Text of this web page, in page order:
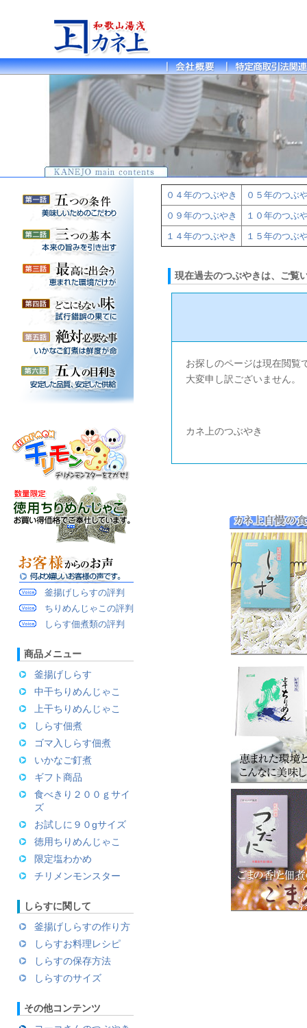
０４年のつぶやき
０５年のつぶ
０９年のつぶやき
１０年のつぶ
１４年のつぶやき
１５年のつぶ
現在過去のつぶやきは、ご覧
お探しのページは現在閲覧
大変申し訳ございません。
カネ上のつぶやき
釜揚げしらすの評判
ちりめんじゃこの評判
しらす佃煮類の評判
商品メニュー
釜揚げしらす
中干ちりめんじゃこ
上干ちりめんじゃこ
しらす佃煮
ゴマ入しらす佃煮
いかなご釘煮
ギフト商品
食べきり２００ｇサイ
ズ
お試しに９０gサイズ
徳用ちりめんじゃこ
限定塩わかめ
チリメンモンスター
しらすに関して
釜揚げしらすの作り方
しらすお料理レシピ
しらすの保存方法
しらすのサイズ
その他コンテンツ